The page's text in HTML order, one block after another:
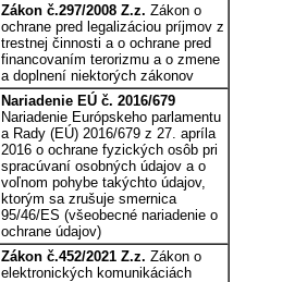
Zákon č.297/2008 Z.z. Zákon o
ochrane pred legalizáciou príjmov z
trestnej činnosti a o ochrane pred
financovaním terorizmu a o zmene
a doplnení niektorých zákonov
Nariadenie EÚ č. 2016/679
Nariadenie Európskeho parlamentu
a Rady (EÚ) 2016/679 z 27. apríla
2016 o ochrane fyzických osôb pri
spracúvaní osobných údajov a o
voľnom pohybe takýchto údajov,
ktorým sa zrušuje smernica
95/46/ES (všeobecné nariadenie o
ochrane údajov)
Zákon č.452/2021 Z.z. Zákon o
elektronických komunikáciách